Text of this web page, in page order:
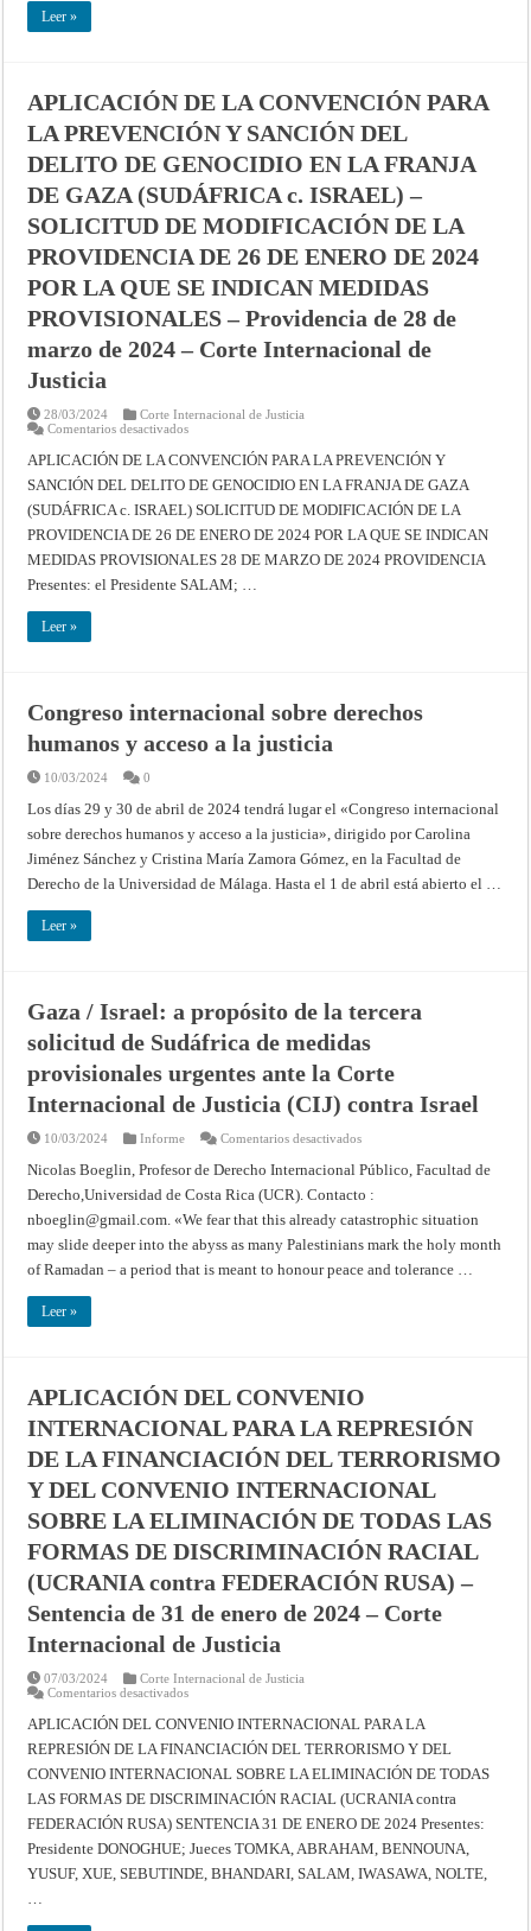
Leer »
APLICACIÓN DE LA CONVENCIÓN PARA
LA PREVENCIÓN Y SANCIÓN DEL
DELITO DE GENOCIDIO EN LA FRANJA
DE GAZA (SUDÁFRICA c. ISRAEL) –
SOLICITUD DE MODIFICACIÓN DE LA
PROVIDENCIA DE 26 DE ENERO DE 2024
POR LA QUE SE INDICAN MEDIDAS
PROVISIONALES – Providencia de 28 de
marzo de 2024 – Corte Internacional de
Justicia
28/03/2024
Corte Internacional de Justicia
Comentarios desactivadosen
DE
CONVENCIÓN
LA
PREVENCIÓN
Y
SANCIÓN
DELITO
c.
–
SOLICITUD
LA
PROVIDENCIA
DE
26
ENERO
PROVISIONALES
–
Providencia
de
28
de
marzo
de
Internacional
Justicia
APLICACIÓN DE LA CONVENCIÓN PARA LA PREVENCIÓN Y
SANCIÓN DEL DELITO DE GENOCIDIO EN LA FRANJA DE GAZA
(SUDÁFRICA c. ISRAEL) SOLICITUD DE MODIFICACIÓN DE LA
PROVIDENCIA DE 26 DE ENERO DE 2024 POR LA QUE SE INDICAN
MEDIDAS PROVISIONALES 28 DE MARZO DE 2024 PROVIDENCIA
Presentes: el Presidente SALAM; …
Leer »
Congreso internacional sobre derechos
humanos y acceso a la justicia
10/03/2024 0
Los días 29 y 30 de abril de 2024 tendrá lugar el «Congreso internacional
sobre derechos humanos y acceso a la justicia», dirigido por Carolina
Jiménez Sánchez y Cristina María Zamora Gómez, en la Facultad de
Derecho de la Universidad de Málaga. Hasta el 1 de abril está abierto el …
Leer »
Gaza / Israel: a propósito de la tercera
solicitud de Sudáfrica de medidas
provisionales urgentes ante la Corte
Internacional de Justicia (CIJ) contra Israel
10/03/2024 Informe Comentarios desactivadosen
/
a
de
tercera
solicitud
Corte
Internacional
de
Justicia
(CIJ)
contra
Nicolas Boeglin, Profesor de Derecho Internacional Público, Facultad de
Derecho,Universidad de Costa Rica (UCR). Contacto :
nboeglin@gmail.com. «We fear that this already catastrophic situation
may slide deeper into the abyss as many Palestinians mark the holy month
of Ramadan – a period that is meant to honour peace and tolerance …
Leer »
APLICACIÓN DEL CONVENIO
INTERNACIONAL PARA LA REPRESIÓN
DE LA FINANCIACIÓN DEL TERRORISMO
Y DEL CONVENIO INTERNACIONAL
SOBRE LA ELIMINACIÓN DE TODAS LAS
FORMAS DE DISCRIMINACIÓN RACIAL
(UCRANIA contra FEDERACIÓN RUSA) –
Sentencia de 31 de enero de 2024 – Corte
Internacional de Justicia
07/03/2024
Corte Internacional de Justicia
Comentarios desactivadosen
DEL
INTERNACIONAL
LA
REPRESIÓN
DE
LA
DEL
Y
APLICACIÓN DEL CONVENIO INTERNACIONAL PARA LA
REPRESIÓN DE LA FINANCIACIÓN DEL TERRORISMO Y DEL
CONVENIO INTERNACIONAL SOBRE LA ELIMINACIÓN DE TODAS
LAS FORMAS DE DISCRIMINACIÓN RACIAL (UCRANIA contra
FEDERACIÓN RUSA) SENTENCIA 31 DE ENERO DE 2024 Presentes:
Presidente DONOGHUE; Jueces TOMKA, ABRAHAM, BENNOUNA,
YUSUF, XUE, SEBUTINDE, BHANDARI, SALAM, IWASAWA, NOLTE,
…